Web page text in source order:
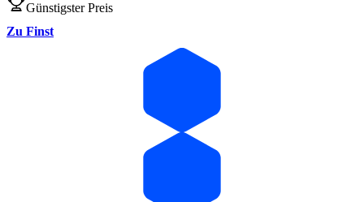
Günstigster Preis
Zu Finst